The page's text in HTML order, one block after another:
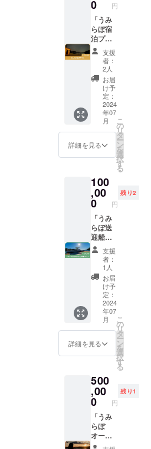
いま
す！ ・
うみら
ぼ見学
会 ・
トーク
イベン
ト ・夏
祭り・
周年イ
ベント
・真珠
収穫&ア
クセサ
リー作
りイベ
・うみ
らぼメ
ンバー
と語ら
う飲み
会 この
ような
イベン
トに、1
回（1名
分）ご
参加い
ただけ
ます。
各イベ
ントへ
のお申
し込み
イトか
ら行っ
ていた
だきま
す。 イ
ベント
開催
用可能
人数は6
名まで
となり
ます。
利用可
能時間
は午前
10時〜
午後4時
となり
ます。
ご利用
日程の
予約方
法は、
クラウ
ンディ
ング終
了後に
ご連絡
いたし
ます。
休業
日：12
月30
日〜1月
5日、そ
の他臨
時休業
日（う
みらぼ
公式サ
イトに
てご案
内しま
す） ま
天候時
は船で
の移動
が困難
なた
め、リ
ターン
使用不
0 円
「うみ
らぼ宿
泊プラ
ン」 コ
ワーキ
ングス
ペース
やキャ
ンプな
ど、う
みらぼ
の設備
を貸切
使用
し、宿
泊する
できま
す。 本
プラン
での利
用可能
人数は6
名まで
となり
ます。
利用可
能時間
は以下
の通り
です。
チェッ
クイ
ン：午
前12
時〜午
後3時
クアウ
ト：翌
日午前
10時ま
で ご利
用日程
の予約
方法
支援
者：
2人
お届
け予
定：
2024
年07
月
詳細を見る
こ
の
リ
タ
ー
ン
を
選
択
す
る
100
,00
0 円
残り2
「うみ
らぼ送
迎船に
ロゴ掲
載プラ
ン」 う
みらぼ
の送迎
に使う
船の内
側に、
ロゴを
常時掲
示でき
ます！
ロゴス
カーの
完成
後、
CAMPF
IRE内の
メッ
セージ
にて、
支援
者：
1人
お届
け予
定：
2024
年07
月
詳細を見る
こ
の
リ
タ
ー
ン
を
選
択
す
る
500
,00
0 円
残り1
「うみ
らぼ
オー
ナープ